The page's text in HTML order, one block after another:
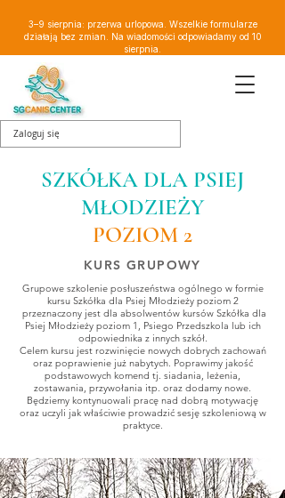
3–9 sierpnia: przerwa urlopowa. Wszelkie formularze
działają bez zmian. Na wiadomości odpowiadamy od 10
sierpnia.
Zaloguj się
SZKÓŁKA DLA PSIEJ
MŁODZIEŻY
POZIOM 2
KURS GRUPOWY
Grupowe szkolenie posłuszeństwa ogólnego w formie
kursu Szkółka dla Psiej Młodzieży poziom 2
przeznaczony jest dla absolwentów kursów Szkółka dla
Psiej Młodzieży poziom 1, Psiego Przedszkola lub ich
odpowiednika z innych szkół.
Celem kursu jest rozwinięcie nowych dobrych zachowań
oraz poprawienie już nabytych. Poprawimy jakość
podstawowych komend tj. siadania, leżenia,
zostawania, przywołania itp. oraz dodamy nowe.
Będziemy kontynuowali pracę nad dobrą motywację
oraz uczyli jak właściwie prowadzić sesję szkoleniową w
praktyce.